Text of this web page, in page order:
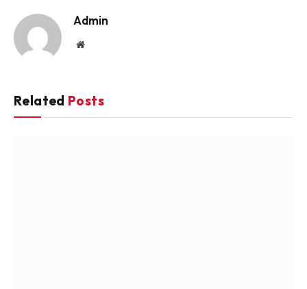
Admin
Website
Related Posts